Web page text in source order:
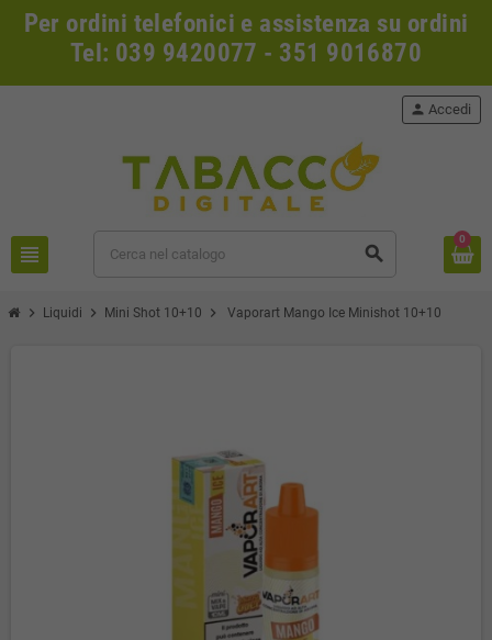
Per ordini telefonici e assistenza su ordini
Tel: 039 9420077 - 351 9016870
view_headline search
person Accedi
0
chevron_right Liquidi chevron_right Mini Shot 10+10 chevron_right Vaporart Mango Ice Minishot 10+10